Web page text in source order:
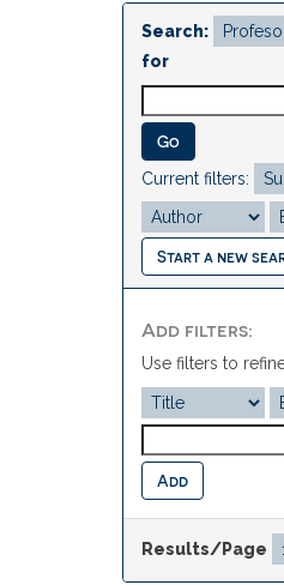
Search:
for
Current filters:
Start a new
Add filters:
Use filters to
Results/Page